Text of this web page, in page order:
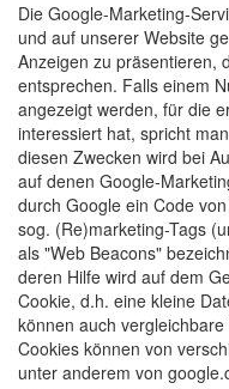
Die Google-Marketing-
und auf unserer Website
Anzeigen zu präsentieren,
entsprechen. Falls einem
angezeigt werden, für die
interessiert hat, spricht
diesen Zwecken wird bei
auf denen Google-
durch Google ein Code
sog. (Re)marketing-Tags
als "Web Beacons"
deren Hilfe wird auf dem
Cookie, d.h. eine kleine
können auch
Cookies können von
unter anderem von